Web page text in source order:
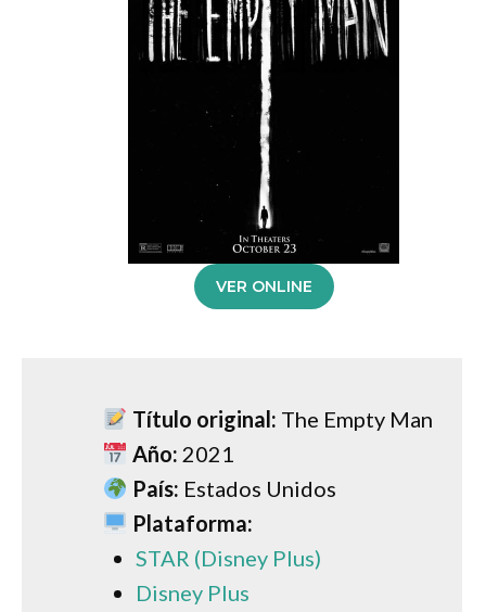
VER ONLINE
Título original: The Empty Man
Año: 2021
País: Estados Unidos
Plataforma:
STAR (Disney Plus)
Disney Plus